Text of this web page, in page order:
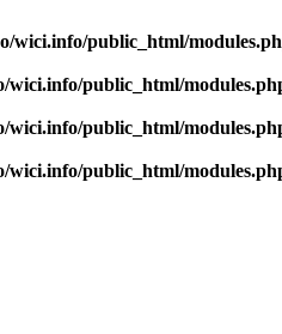
wici.info/public_html/
wici.info/public_html/
wici.info/public_html/
wici.info/public_html/